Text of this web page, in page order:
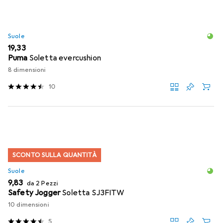
Suole
EUR
19,33
Puma Soletta evercushion
8 dimensioni
10
SCONTO SULLA QUANTITÀ
Suole
EUR
9,83 da 2 Pezzi
Safety JoggerSoletta SJ3FITW
10 dimensioni
5